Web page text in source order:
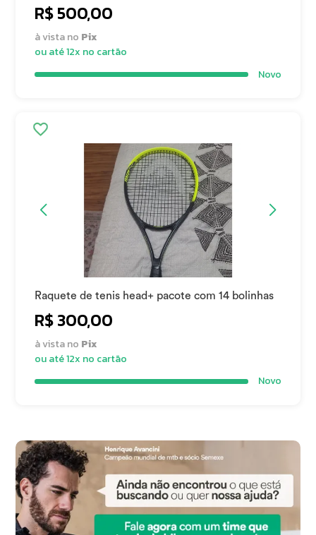
R$ 500,00
à vista no Pix
ou até 12x no cartão
Novo
Raquete de tenis head+ pacote com 14 bolinhas
R$ 300,00
à vista no Pix
ou até 12x no cartão
Novo